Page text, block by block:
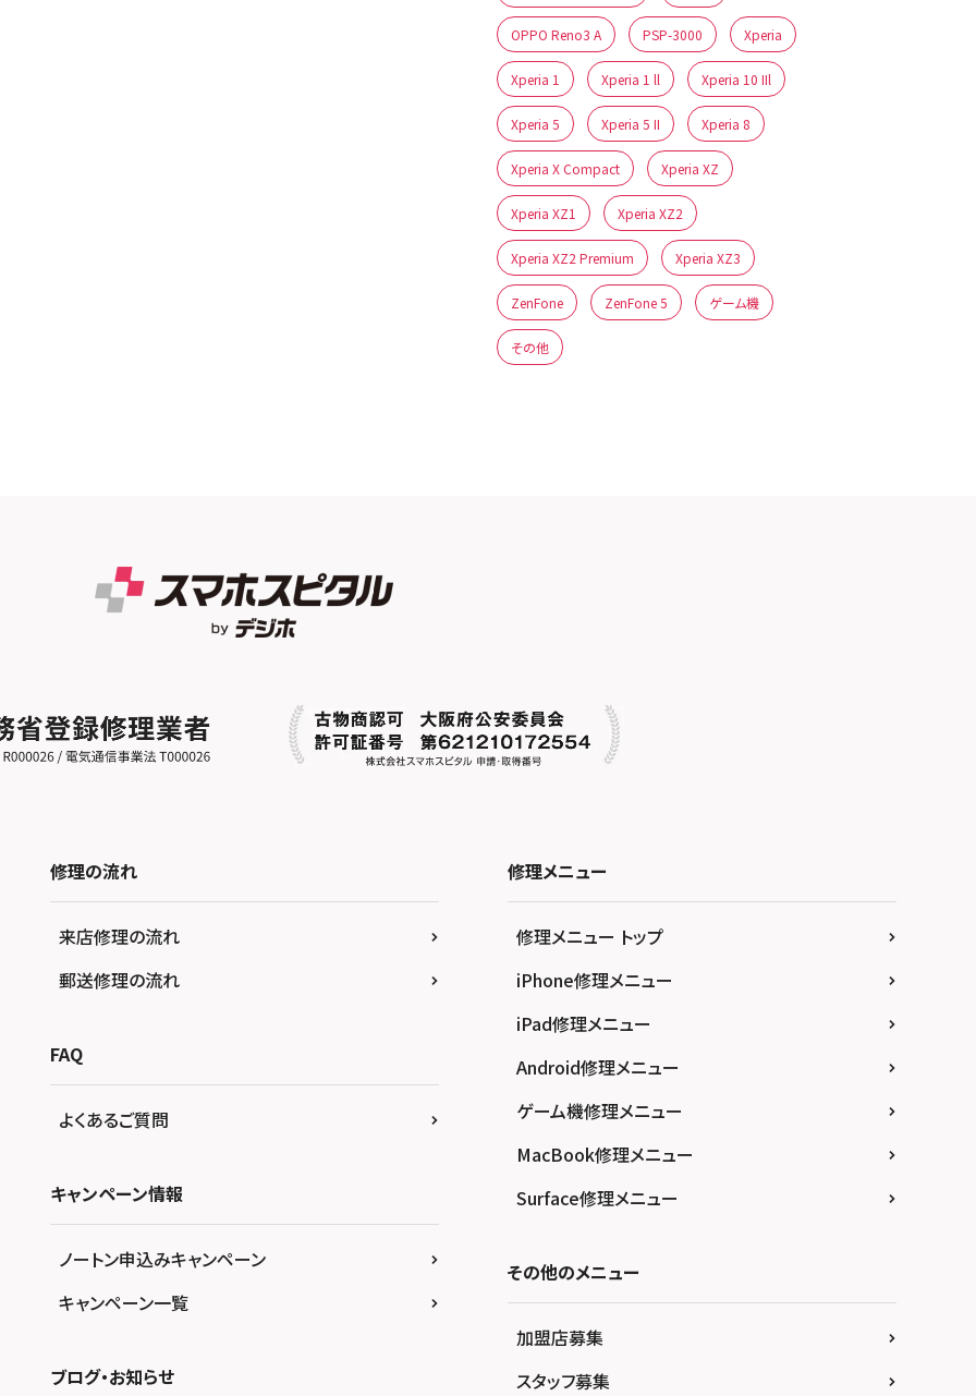
OPPO Reno3 A PSP-3000 Xperia
Xperia 1 Xperia 1 ll Xperia 10 IIl
Xperia 5 Xperia 5 II Xperia 8
Xperia X Compact Xperia XZ
Xperia XZ1 Xperia XZ2
Xperia XZ2 Premium Xperia XZ3
ZenFone ZenFone 5 ゲーム機
その他
修理の流れ
来店修理の流れ
郵送修理の流れ
FAQ
よくあるご質問
キャンペーン情報
ノートン申込みキャンペーン
キャンペーン一覧
ブログ・お知らせ
修理メニュー
修理メニュー トップ
iPhone修理メニュー
iPad修理メニュー
Android修理メニュー
ゲーム機修理メニュー
MacBook修理メニュー
Surface修理メニュー
その他のメニュー
加盟店募集
スタッフ募集